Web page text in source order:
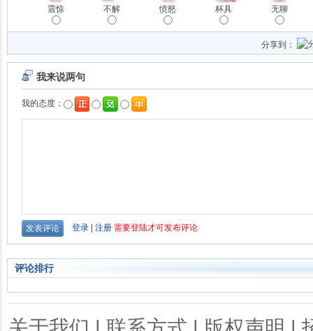
震惊 不解 愤怒 杯具 无聊
分享到：
评论排行